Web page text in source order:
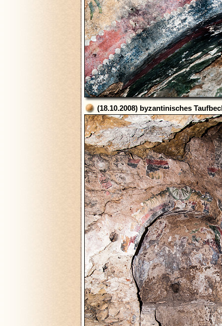
(18.10.2008) byzantinisches